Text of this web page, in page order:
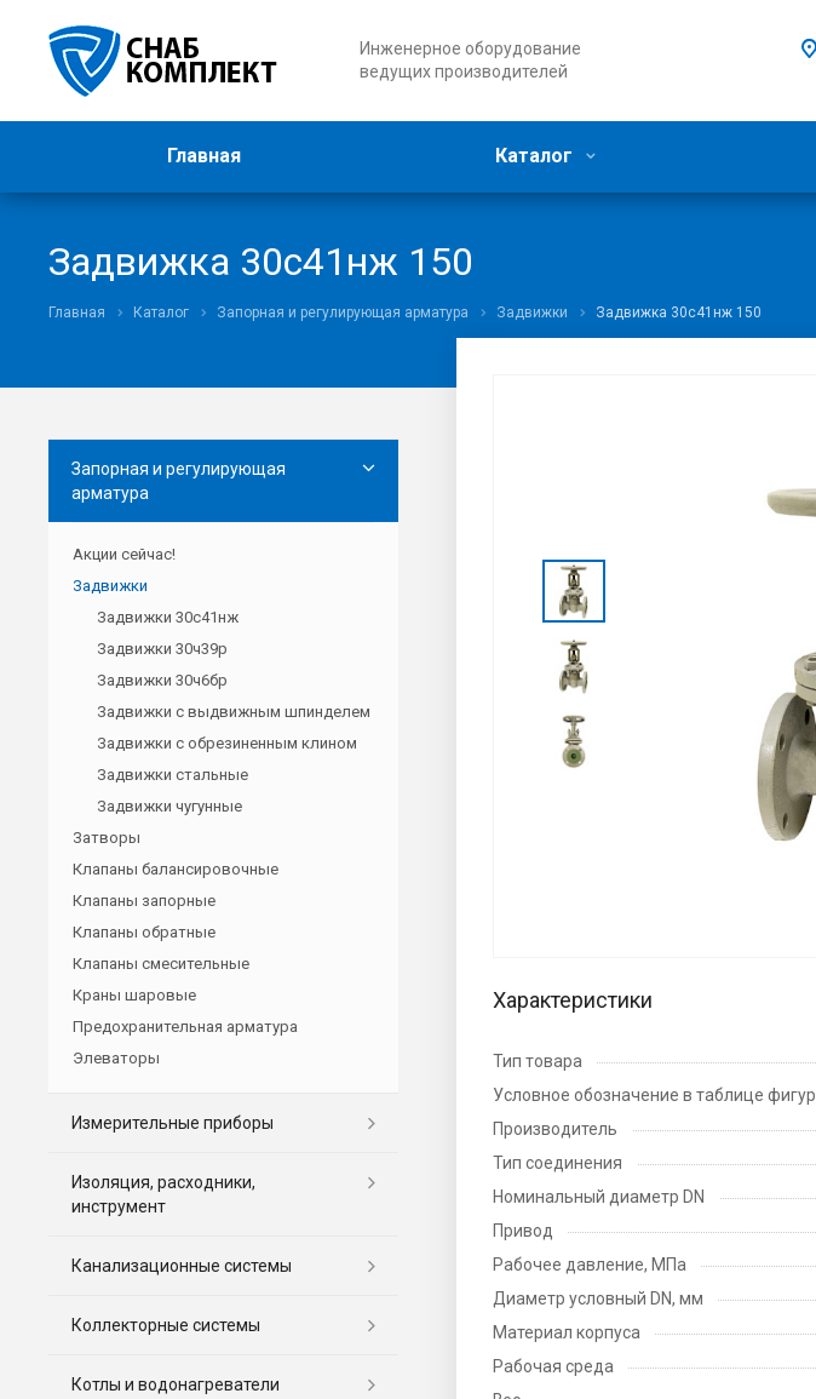
Инженерное оборудование
ведущих производителей
Главная Каталог
Задвижка 30с41нж 150
Главная Каталог Запорная и регулирующая арматура Задвижки Задвижка 30с41нж 150
Характеристики
Тип товара
Условное обозначение в таблице фигур
Производитель
Тип соединения
Номинальный диаметр DN
Привод
Рабочее давление, МПа
Диаметр условный DN, мм
Материал корпуса
Рабочая среда
Запорная и регулирующая
арматура
Акции сейчас!
Задвижки
Задвижки 30с41нж
Задвижки 30ч39р
Задвижки 30ч6бр
Задвижки с выдвижным шпинделем
Задвижки с обрезиненным клином
Задвижки стальные
Задвижки чугунные
Затворы
Клапаны балансировочные
Клапаны запорные
Клапаны обратные
Клапаны смесительные
Краны шаровые
Предохранительная арматура
Элеваторы
Измерительные приборы
Изоляция, расходники,
инструмент
Канализационные системы
Коллекторные системы
Котлы и водонагреватели